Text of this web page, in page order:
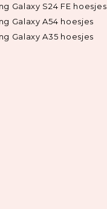
Galaxy S24 FE hoesjes
Galaxy A54 hoesjes
Galaxy A35 hoesjes